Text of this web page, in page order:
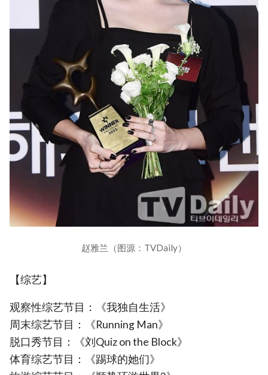
赵雅兰（图源：TVDaily）
【综艺】
观察性综艺节目：《我独自生活》
周末综艺节目：《Running Man》
脱口秀节目：《刘Quiz on the Block》
体育综艺节目：《踢球的她们》